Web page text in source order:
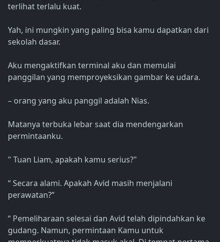
terlihat terlalu kuat.
Yah, ini mungkin yang paling bisa kamu dapatkan dari
sekolah dasar.
Aku mengaktifkan terminal aku dan memulai
panggilan yang memproyeksikan gambar ke udara.
– orang yang aku panggil adalah Nias.
Matanya terbuka lebar saat dia mendengarkan
permintaanku.
" Tuan Liam, apakah kamu serius?"
“ Secara alami. Apakah Avid masih menjalani
perawatan?”
“ Pemeliharaan selesai dan Avid telah dipindahkan ke
gudang. Namun, permintaan Kamu untuk